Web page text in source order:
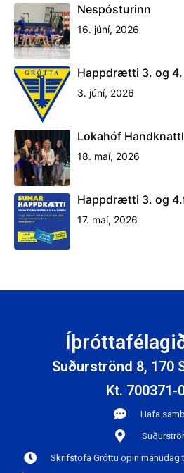
Nespósturinn
16. júní, 2026
Happdrætti 3. og
3. júní, 2026
Lokahóf
18. maí, 2026
Happdrætti 3. og
17. maí, 2026
Suðurströnd 8, 170
Kt. 700371-
Hafa
Skrifstofa Gróttu opin mánudag